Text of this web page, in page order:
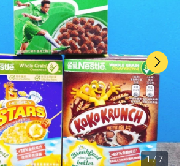
1/ 7